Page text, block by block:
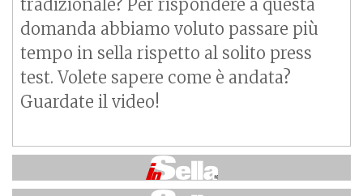
tradizionale? Per rispondere a questa
domanda abbiamo voluto passare più
tempo in sella rispetto al solito press
test. Volete sapere come è andata?
Guardate il video!